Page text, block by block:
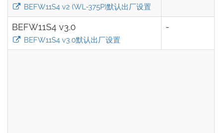
BEFW11S4 v2 (WL-375P)默认出厂设置
BEFW11S4 v3.0
BEFW11S4 v3.0默认出厂设置
-